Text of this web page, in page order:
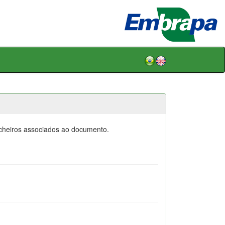
associados ao documento.